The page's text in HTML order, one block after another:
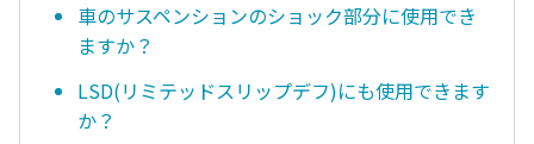
車のサスペンションのショック部分に使用でき
ますか？
LSD(リミテッドスリップデフ)にも使用できます
か？